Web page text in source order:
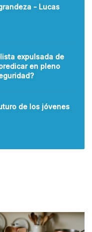
- Lucas
expulsada de
en pleno
de los jóvenes